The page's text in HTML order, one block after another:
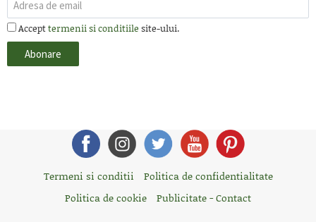
Accepttermenii si conditiile site-ului.
Termeni si conditii
Politica de confidentialitate
Politica de cookie
Publicitate - Contact